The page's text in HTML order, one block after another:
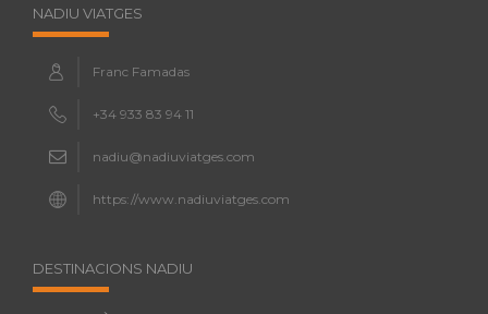
NADIU VIATGES
Franc Famadas
+34 933 83 94 11
nadiu@nadiuviatges.com
https://www.nadiuviatges.com
DESTINACIONS NADIU